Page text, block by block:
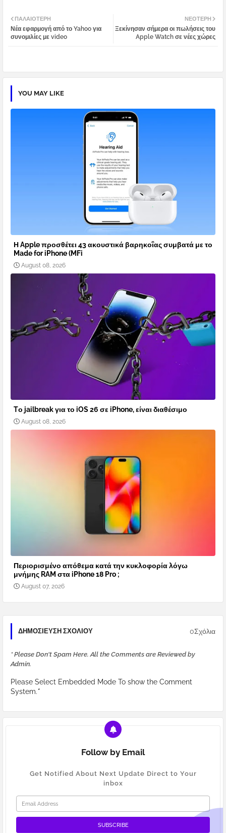
tter atsa
ΝΕΌΤΕΡΗ
Ξεκίνησαν σήμερα οι πωλήσεις του
Apple Watch σε νέες χώρες
ΠΑΛΑΙΌΤΕΡΗ
Νέα εφαρμογή από το Yahoo για
συνομιλίες με video
YOU MAY LIKE
Η Apple προσθέτει 43 ακουστικά βαρηκοΐας συμβατά με το
Made for iPhone (MFi
August 08, 2026
Tο jailbreak για το iOS 26 σε iPhone, είναι διαθέσιμο
August 08, 2026
Περιορισμένο απόθεμα κατά την κυκλοφορία λόγω
μνήμης RAM στα iPhone 18 Pro ;
August 07, 2026
ΔΗΜΟΣΊΕΥΣΗ ΣΧΟΛΊΟΥ 0Σχόλια
* Please Don't Spam Here. All the Comments are Reviewed by
Admin.
Please Select Embedded Mode To show the Comment
System.*
Follow by Email
Get Notified About Next Update Direct to Your
inbox